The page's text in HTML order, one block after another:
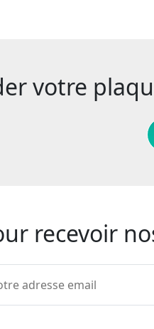
votre
recevoir